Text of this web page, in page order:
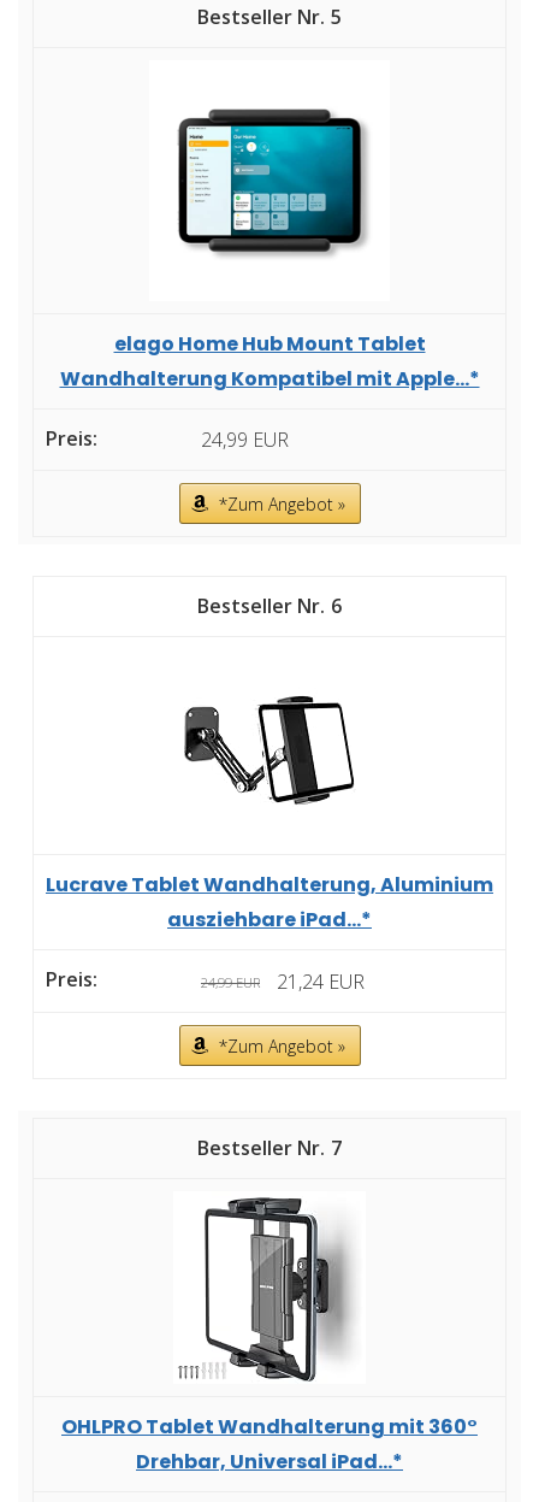
5
elago Home Hub Mount Tablet
Wandhalterung Kompatibel mit Apple...*
24,99 EUR
*Zum Angebot »
6
Lucrave Tablet Wandhalterung, Aluminium
ausziehbare iPad...*
24,99 EUR 21,24 EUR
*Zum Angebot »
7
OHLPRO Tablet Wandhalterung mit 360°
Drehbar, Universal iPad...*